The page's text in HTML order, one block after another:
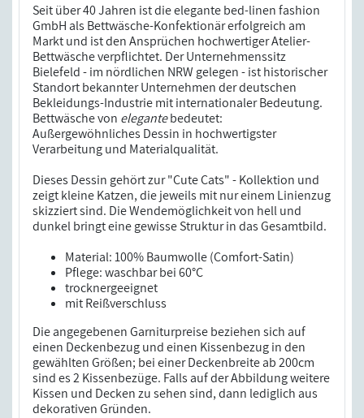
Seit über 40 Jahren ist die elegante bed-linen fashion
GmbH als Bettwäsche-Konfektionär erfolgreich am
Markt und ist den Ansprüchen hochwertiger Atelier-
Bettwäsche verpflichtet. Der Unternehmenssitz
Bielefeld - im nördlichen NRW gelegen - ist historischer
Standort bekannter Unternehmen der deutschen
Bekleidungs-Industrie mit internationaler Bedeutung.
Bettwäsche von elegantebedeutet:
Außergewöhnliches Dessin in hochwertigster
Verarbeitung und Materialqualität.
Dieses Dessin gehört zur "Cute Cats" - Kollektion und
zeigt kleine Katzen, die jeweils mit nur einem Linienzug
skizziert sind. Die Wendemöglichkeit von hell und
dunkel bringt eine gewisse Struktur in das Gesamtbild.
Material: 100% Baumwolle (Comfort-Satin)
Pflege: waschbar bei 60°C
trocknergeeignet
mit Reißverschluss
Die angegebenen Garniturpreise beziehen sich auf
einen Deckenbezug und einen Kissenbezug in den
gewählten Größen; bei einer Deckenbreite ab 200cm
sind es 2 Kissenbezüge. Falls auf der Abbildung weitere
Kissen und Decken zu sehen sind, dann lediglich aus
dekorativen Gründen.